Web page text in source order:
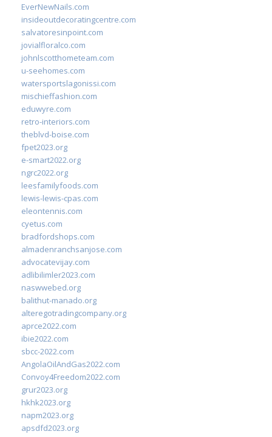
EverNewNails.com
insideoutdecoratingcentre.com
salvatoresinpoint.com
jovialfloralco.com
johnlscotthometeam.com
u-seehomes.com
watersportslagonissi.com
mischieffashion.com
eduwyre.com
retro-interiors.com
theblvd-boise.com
fpet2023.org
e-smart2022.org
ngrc2022.org
leesfamilyfoods.com
lewis-lewis-cpas.com
eleontennis.com
cyetus.com
bradfordshops.com
almadenranchsanjose.com
advocatevijay.com
adlibilimler2023.com
naswwebed.org
balithut-manado.org
alteregotradingcompany.org
aprce2022.com
ibie2022.com
sbcc-2022.com
AngolaOilAndGas2022.com
Convoy4Freedom2022.com
grur2023.org
hkhk2023.org
napm2023.org
apsdfd2023.org